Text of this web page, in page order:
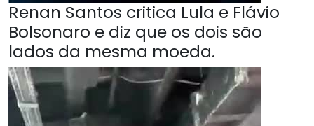
Renan Santos critica Lula e Flávio
Bolsonaro e diz que os dois são
lados da mesma moeda.